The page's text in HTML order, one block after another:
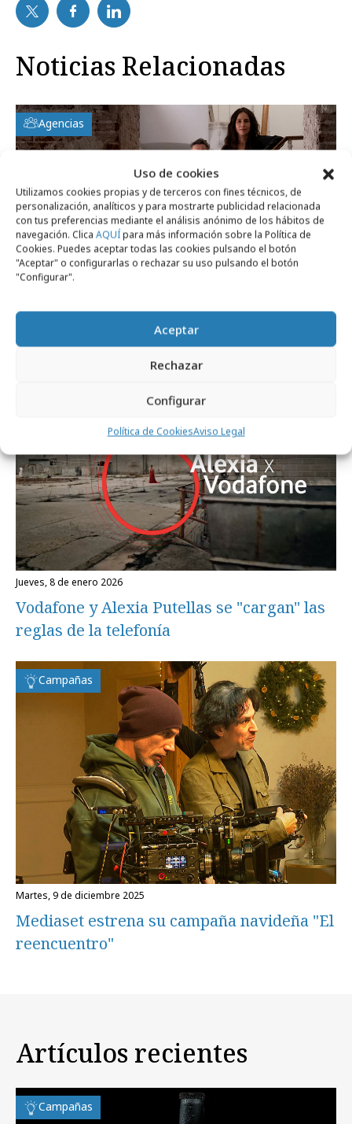
Uso de cookies
Utilizamos cookies propias y de terceros con fines técnicos, de
personalización, analíticos y para mostrarte publicidad relacionada
con tus preferencias mediante el análisis anónimo de los hábitos de
navegación. Clica AQUÍpara más información sobre la Política de
Cookies. Puedes aceptar todas las cookies pulsando el botón
"Aceptar" o configurarlas o rechazar su uso pulsando el botón
"Configurar".
Aceptar
Rechazar
Configurar
Política de CookiesAviso Legal
Noticias Relacionadas
Agencias
La marca CHINA se integra
completamente en LLYC
jueves, 8 de enero 2026
Vodafone y Alexia Putellas se "cargan" las
reglas de la telefonía
Campañas
martes, 9 de diciembre 2025
Mediaset estrena su campaña navideña "El
reencuentro"
Artículos recientes
Campañas